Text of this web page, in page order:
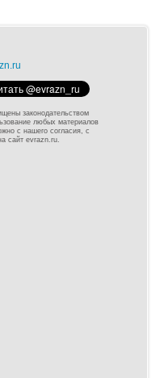
законодательством
любых материалов
с нашего согласия, с
сайт evrazn.ru.